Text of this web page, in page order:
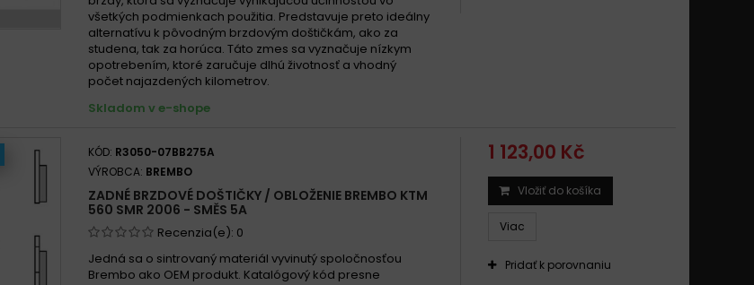
všetkých podmienkach použitia. Predstavuje preto ideálny
alternatívu k pôvodným brzdovým doštičkám, ako za
studena, tak za horúca. Táto zmes sa vyznačuje nízkym
opotrebením, ktoré zaručuje dlhú životnosť a vhodný
počet najazdených kilometrov.
Skladom v e-shope
KÓD: R3050-07BB275A
VÝROBCA: BREMBO
ZADNÉ BRZDOVÉ DOŠTIČKY / OBLOŽENIE BREMBO KTM
560 SMR 2006 - SMĚS 5A
Recenzia(e): 0
Jedná sa o sintrovaný materiál vyvinutý spoločnosťou
Brembo ako OEM produkt. Katalógový kód presne
1 123,00 Kč
Vložiť do košíka
Viac
Pridať k porovnaniu